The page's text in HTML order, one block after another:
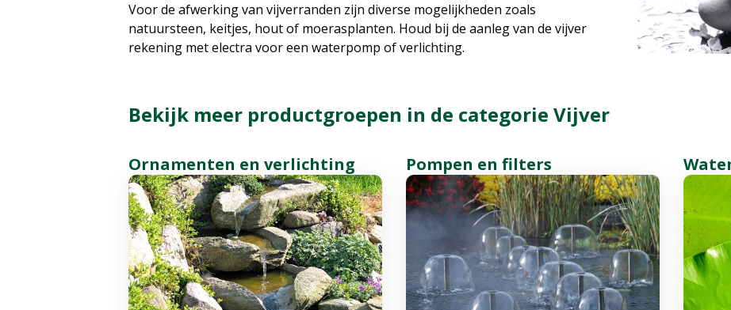
Voor de afwerking van vijverranden zijn diverse mogelijkheden zoals
natuursteen, keitjes, hout of moerasplanten. Houd bij de aanleg van de vijver
rekening met electra voor een waterpomp of verlichting.
Bekijk meer productgroepen in de categorie Vijver
Ornamenten en verlichting Pompen en filters